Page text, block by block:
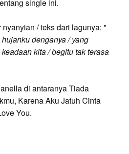
single ini.
/ teks dari lagunya: "
denganya / yang
kita / begitu tak terasa
di antaranya Tiada
Karena Aku Jatuh Cinta
You.